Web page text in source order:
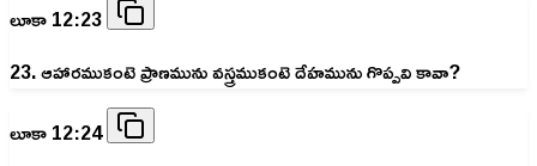
లూకా 12:23
23. ఆహారముకంటె ప్రాణమును వస్త్రముకంటె దేహమును గొప్పవి కావా?
లూకా 12:24